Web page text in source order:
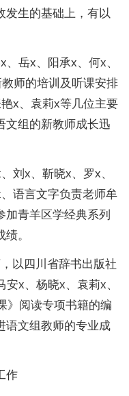
发生的基础上，有以
岳x、阳承x、何x、
师的培训及听课安排
x、袁莉x等几位主要
文组的新教师成长迅
刘x、靳晓x、罗x、
语言文字负责老师牟
加青羊区学经典系列
。
以四川省辞书出版社
x、杨晓x、袁莉x、
》阅读专项书籍的编
语文组教师的专业成
作